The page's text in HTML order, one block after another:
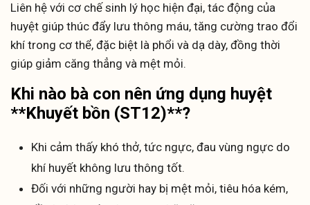
Liên hệ với cơ chế sinh lý học hiện đại, tác động của
huyệt giúp thúc đẩy lưu thông máu, tăng cường trao đổi
khí trong cơ thể, đặc biệt là phổi và dạ dày, đồng thời
giúp giảm căng thẳng và mệt mỏi.
Khi nào bà con nên ứng dụng huyệt
**Khuyết bồn (ST12)**?
Khi cảm thấy khó thở, tức ngực, đau vùng ngực do
khí huyết không lưu thông tốt.
Đối với những người hay bị mệt mỏi, tiêu hóa kém,